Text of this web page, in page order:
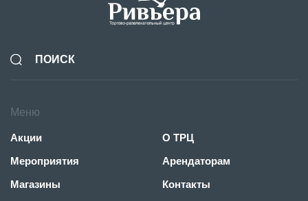
Меню
Акции
Мероприятия
Магазины
О ТРЦ
Арендаторам
Контакты